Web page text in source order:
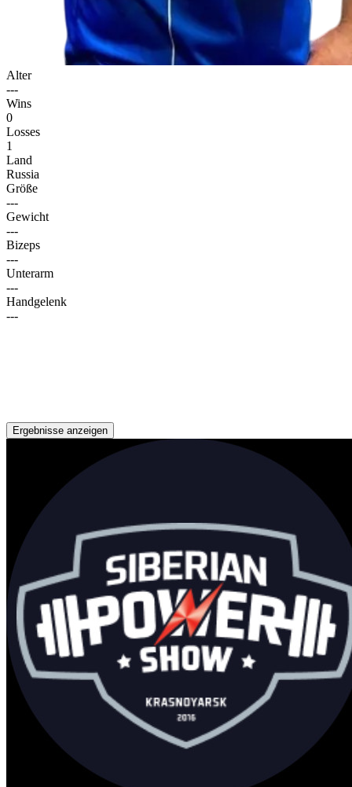
Alter
---
Wins
0
Losses
1
Land
Russia
Größe
---
Gewicht
---
Bizeps
---
Unterarm
---
Handgelenk
---
Ergebnisse anzeigen